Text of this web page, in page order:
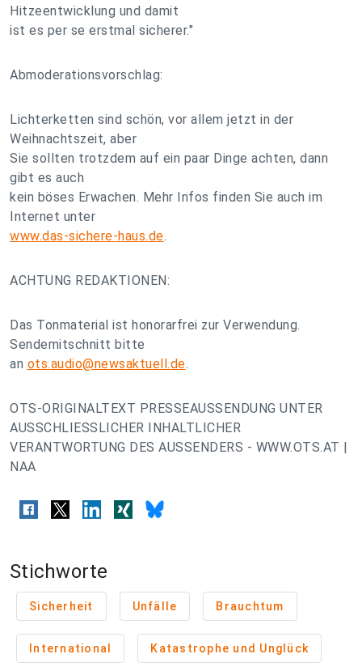
Hitzeentwicklung und damit
ist es per se erstmal sicherer."
Abmoderationsvorschlag:
Lichterketten sind schön, vor allem jetzt in der
Weihnachtszeit, aber
Sie sollten trotzdem auf ein paar Dinge achten, dann
gibt es auch
kein böses Erwachen. Mehr Infos finden Sie auch im
Internet unter
www.das-sichere-haus.de.
ACHTUNG REDAKTIONEN:
Das Tonmaterial ist honorarfrei zur Verwendung.
Sendemitschnitt bitte
an ots.audio@newsaktuell.de.
OTS-ORIGINALTEXT PRESSEAUSSENDUNG UNTER
AUSSCHLIESSLICHER INHALTLICHER
VERANTWORTUNG DES AUSSENDERS - WWW.OTS.AT |
NAA
Stichworte
Sicherheit Unfälle Brauchtum
International Katastrophe und Unglück